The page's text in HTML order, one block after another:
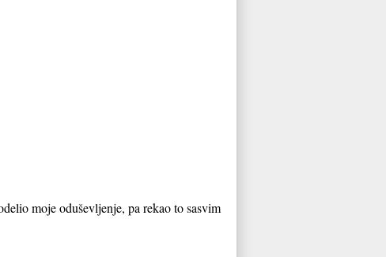
moje oduševljenje, pa rekao to sasvim